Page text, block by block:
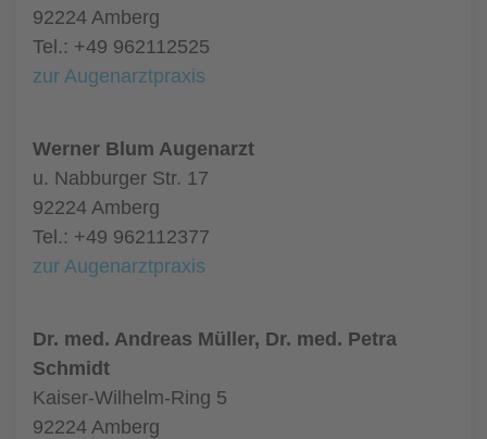
92224 Amberg
Tel.: +49 962112525
zur Augenarztpraxis
Werner Blum Augenarzt
u. Nabburger Str. 17
92224 Amberg
Tel.: +49 962112377
zur Augenarztpraxis
Dr. med. Andreas Müller, Dr. med. Petra
Schmidt
Kaiser-Wilhelm-Ring 5
92224 Amberg